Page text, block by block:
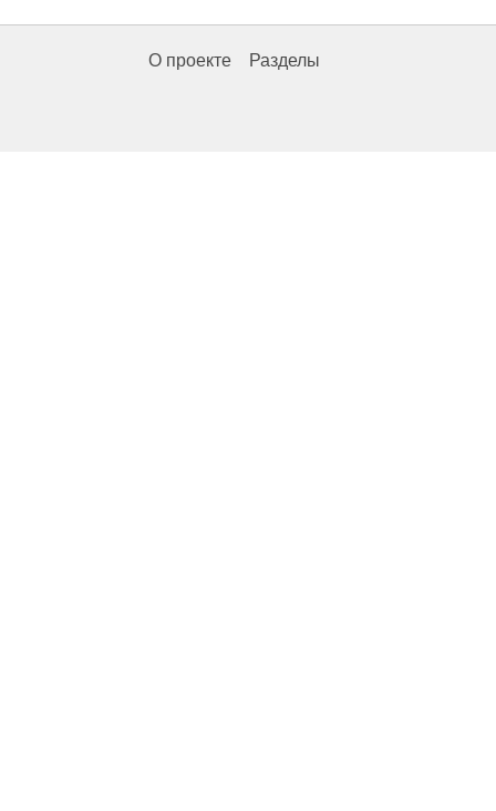
О проекте Разделы